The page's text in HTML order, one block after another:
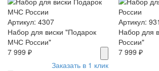
Артикул: 4307
Набор для виски "Подарок
МЧС России"
7 999 ₽
Заказать в 1 клик
Артикул:
Набор для
России"
7 999 ₽